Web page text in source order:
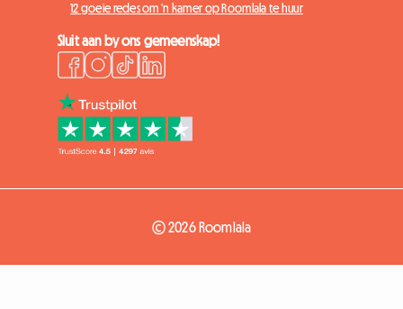
12 goeie redes om 'n kamer op Roomlala te huur
Sluit aan by ons gemeenskap!
© 2026 Roomlala